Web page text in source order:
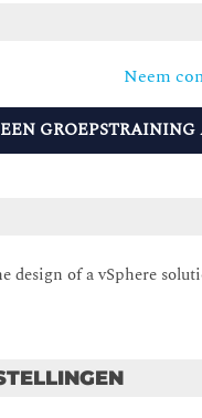
Neem
design of a vSphere